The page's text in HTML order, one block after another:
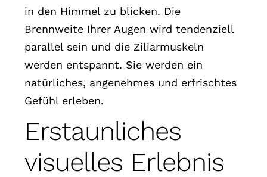
in den Himmel zu blicken. Die
Brennweite Ihrer Augen wird tendenziell
parallel sein und die Ziliarmuskeln
werden entspannt. Sie werden ein
natürliches, angenehmes und erfrischtes
Gefühl erleben.
Erstaunliches
visuelles Erlebnis